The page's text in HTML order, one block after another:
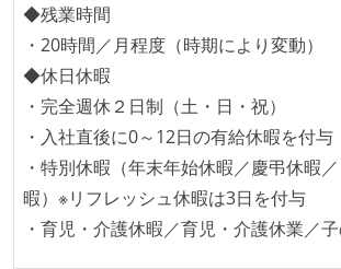
ほとんどの機能に受け入れテストを
る
ワークフローの整備
全てのコードをバージョン管理ツー
オープンな情報共有
人事情報や秘匿性の高い内容を除い
◆残業時間
・20時間／月程度（時期により変動）
◆休日休暇
・完全週休２日制（土・日・祝）
・入社直後に0～12日の有給休暇を付与
・特別休暇（年末年始休暇／慶弔休暇
暇）※リフレッシュ休暇は3日を付与
・育児・介護休暇／育児・介護休業／